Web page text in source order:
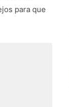
para que